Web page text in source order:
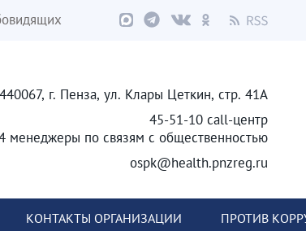
440067, г. Пенза, ул. Клары Цеткин, стр. 41А
45-51-10 call-центр
менеджеры по связям с общественностью
ospk@health.pnzreg.ru
КОНТАКТЫ ОРГАНИЗАЦИИ ПРОТИВ